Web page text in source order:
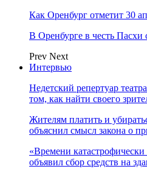
Как Оренбург отметит 30
В Оренбурге в честь Пасхи
Prev Next
Интервью
Недетский репертуар
том, как найти своего
Жителям платить и
объяснил смысл закона о
«Времени
объявил сбор средств на